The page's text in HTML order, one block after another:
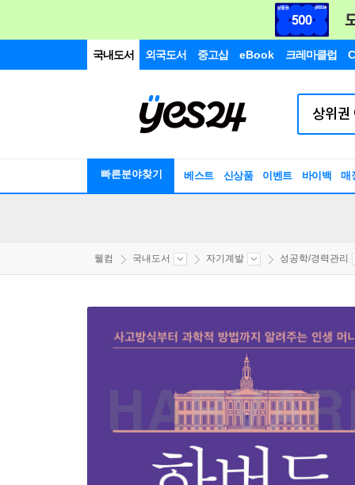
국내도서 외국도서 중고샵 eBook 크레마클럽
빠른분야찾기 베스트 신상품 이벤트 바이백 매
웰컴 국내도서 자기계발 성공학/경력관리